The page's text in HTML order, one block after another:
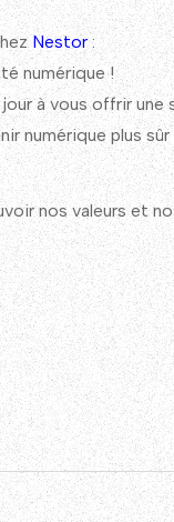
Nestor :
numérique !
à vous offrir une
numérique plus
nos valeurs et